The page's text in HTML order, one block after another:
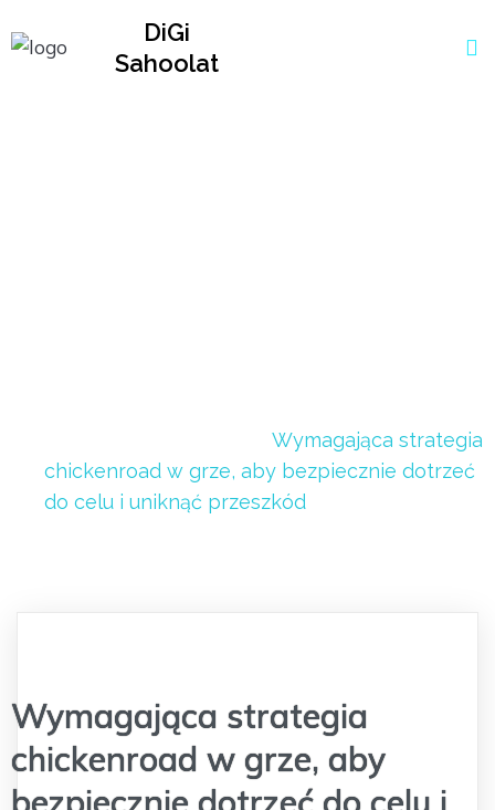
DiGi
Sahoolat
Wymagająca strategia
chickenroad w grze, aby bezpiecznie dotrzeć
do celu i uniknąć przeszkód
Wymagająca strategia
chickenroad w grze, aby